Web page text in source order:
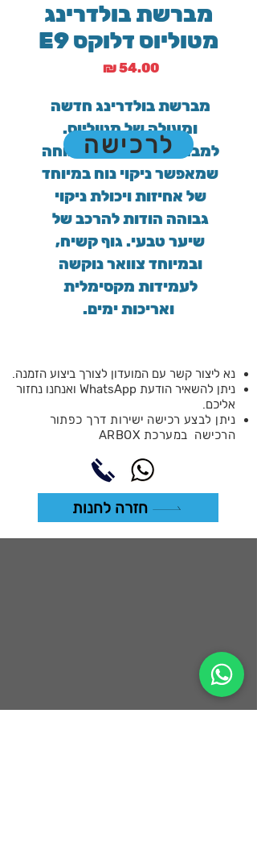
מברשת בולדרינג
מטוליוס דלוקס E9
‏54.00 ‏₪ מחיר
מברשת בולדרינג חדשה
ומעולה של מטוליוס.
למברשת זווית אחיזה נוחה
שמאפשר ניקוי נוח במיוחד
של אחיזות ויכולת ניקוי
גבוהה הודות להרכב של
שיער טבעי. גוף קשיח,
ובמיוחד צוואר נוקשה
לעמידות מקסימלית
ואריכות ימים.
לרכישה
נא ליצור קשר עם המועדון לצורך ביצוע הזמנה.
ניתן להשאיר הודעת WhatsApp ואנחנו נחזור
אליכם.
ניתן לבצע רכישה ישירות דרך כפתור
הרכישה במערכת ARBOX
חזרה לחנות